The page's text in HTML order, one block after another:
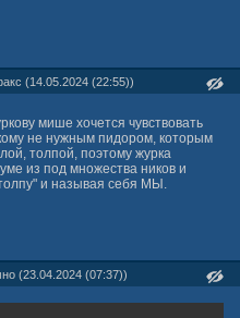
(14.05.2024 (22:55))
мише хочется чувствовать
не нужным пидором, которым
толпой, поэтому журка
из под множества ников и
и называя себя МЫ.
(23.04.2024 (07:37))